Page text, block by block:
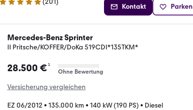
4.9 Sterne (201)
Kontakt Parken
Mercedes-Benz Sprinter
II Pritsche/KOFFER/DoKa 519CDI*135TKM*
28.500 €¹
Ohne Bewertung
Versicherung vergleichen
EZ 06/2012 • 135.000 km • 140 kW (190 PS) • Diesel